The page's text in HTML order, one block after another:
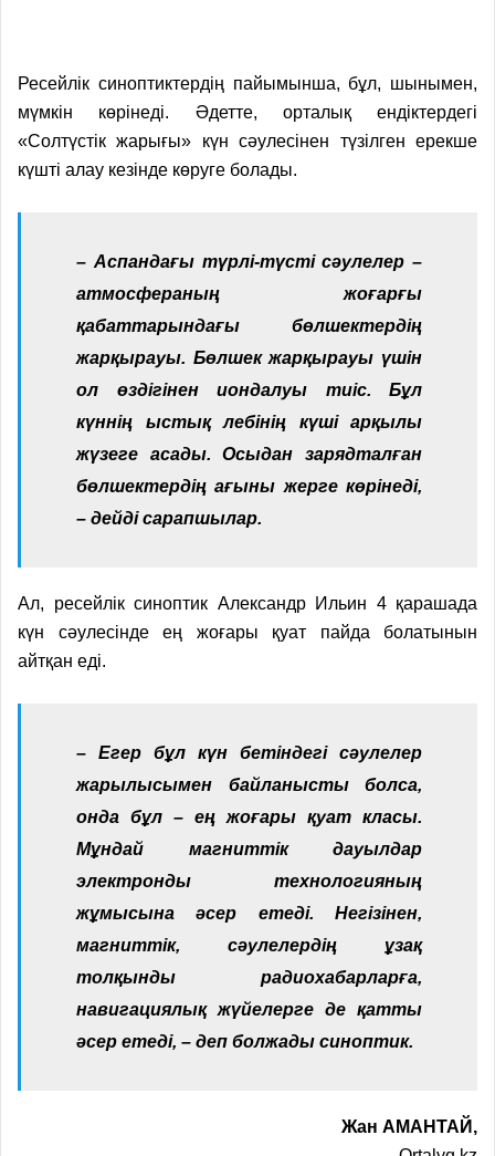
Ресейлік синоптиктердің пайымынша, бұл, шынымен,
мүмкін көрінеді. Әдетте, орталық ендіктердегі
«Солтүстік жарығы» күн сәулесінен түзілген ерекше
күшті алау кезінде көруге болады.
– Аспандағы түрлі-түсті сәулелер –
атмосфераның жоғарғы
қабаттарындағы бөлшектердің
жарқырауы. Бөлшек жарқырауы үшін
ол өздігінен иондалуы тиіс. Бұл
күннің ыстық лебінің күші арқылы
жүзеге асады. Осыдан зарядталған
бөлшектердің ағыны жерге көрінеді,
– дейді сарапшылар.
Ал, ресейлік синоптик Александр Ильин 4 қарашада
күн сәулесінде ең жоғары қуат пайда болатынын
айтқан еді.
– Егер бұл күн бетіндегі сәулелер
жарылысымен байланысты болса,
онда бұл – ең жоғары қуат класы.
Мұндай магниттік дауылдар
электронды технологияның
жұмысына әсер етеді. Негізінен,
магниттік, сәулелердің ұзақ
толқынды радиохабарларға,
навигациялық жүйелерге де қатты
әсер етеді, – деп болжады синоптик.
Жан АМАНТАЙ,